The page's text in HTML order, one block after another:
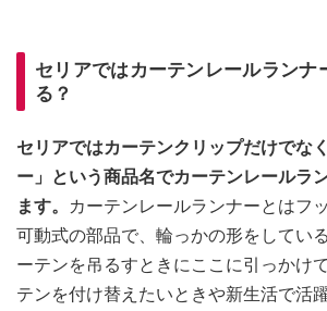
セリアではカーテンレールランナ
る？
セリアではカーテンクリップだけでな
ー」という商品名でカーテンレールラ
ます。
カーテンレールランナーとはフ
可動式の部品で、輪っかの形をしてい
ーテンを吊るすときにここに引っかけ
テンを付け替えたいときや新生活で活